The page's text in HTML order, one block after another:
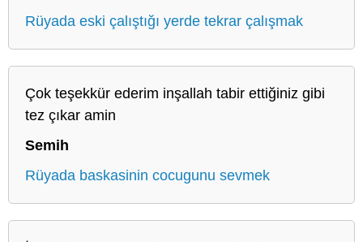
Rüyada eski çalıştığı yerde tekrar çalışmak
Çok teşekkür ederim inşallah tabir ettiğiniz gibi
tez çıkar amin
Semih
Rüyada baskasinin cocugunu sevmek